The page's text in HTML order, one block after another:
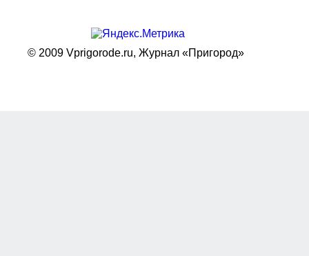
© 2009 Vprigorode.ru, Журнал «Пригород»